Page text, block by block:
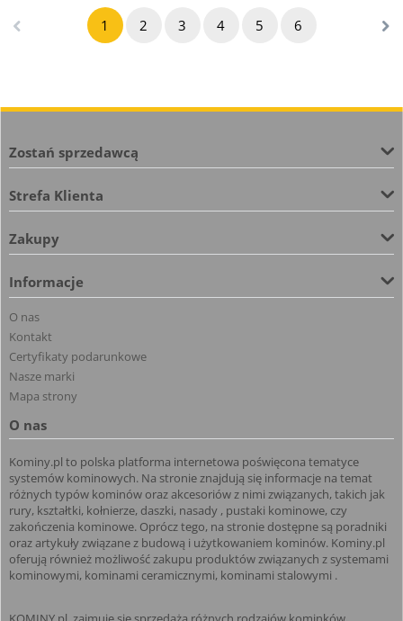
1 2 3 4 5 6
Zostań sprzedawcą
Strefa Klienta
Zakupy
Informacje
O nas
Kontakt
Certyfikaty podarunkowe
Nasze marki
Mapa strony
O nas
Kominy.pl to polska platforma internetowa poświęcona tematyce
systemów kominowych. Na stronie znajdują się informacje na temat
różnych typów kominów oraz akcesoriów z nimi związanych, takich jak
rury, kształtki, kołnierze, daszki, nasady , pustaki kominowe, czy
zakończenia kominowe. Oprócz tego, na stronie dostępne są poradniki
oraz artykuły związane z budową i użytkowaniem kominów. Kominy.pl
oferują również możliwość zakupu produktów związanych z systemami
kominowymi, kominami ceramicznymi, kominami stalowymi .